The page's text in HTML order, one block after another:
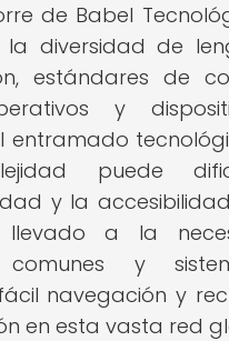
de Babel
diversidad de
estándares de
y
entramado
puede
y la
a la
comunes y
navegación y
en esta vasta red